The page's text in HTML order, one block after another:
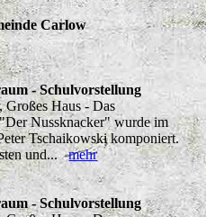
Carlow
- Schulvorstellung
Großes Haus - Das
Nussknacker" wurde im
Tschaikowski komponiert.
und...mehr
- Schulvorstellung